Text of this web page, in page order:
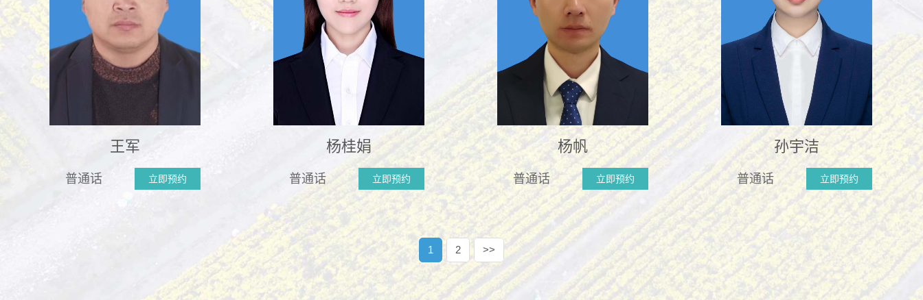
王军
普通话 立即预约
杨桂娟
普通话 立即预约
杨帆
普通话 立即预约
孙宇洁
普通话 立即预约
1 2 >>